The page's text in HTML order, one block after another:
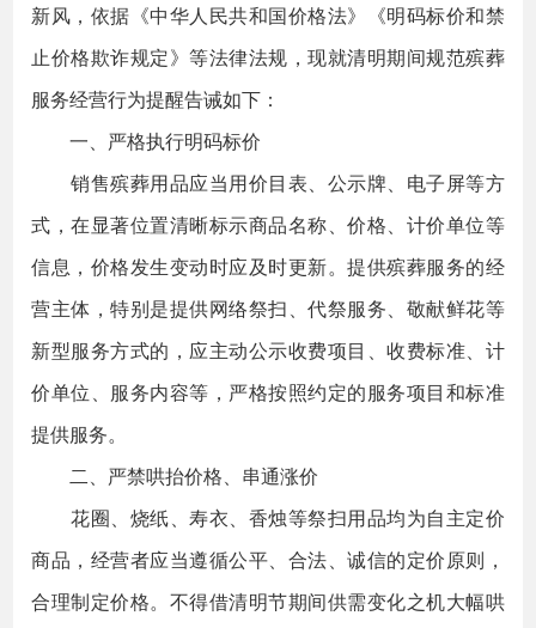
新风，依据《中华人民共和国价格法》《明码标价和禁
止价格欺诈规定》等法律法规，现就清明期间规范殡葬
服务经营行为提醒告诫如下：
一、严格执行明码标价
销售殡葬用品应当用价目表、公示牌、电子屏等方
式，在显著位置清晰标示商品名称、价格、计价单位等
信息，价格发生变动时应及时更新。提供殡葬服务的经
营主体，特别是提供网络祭扫、代祭服务、敬献鲜花等
新型服务方式的，应主动公示收费项目、收费标准、计
价单位、服务内容等，严格按照约定的服务项目和标准
提供服务。
二、严禁哄抬价格、串通涨价
花圈、烧纸、寿衣、香烛等祭扫用品均为自主定价
商品，经营者应当遵循公平、合法、诚信的定价原则，
合理制定价格。不得借清明节期间供需变化之机大幅哄